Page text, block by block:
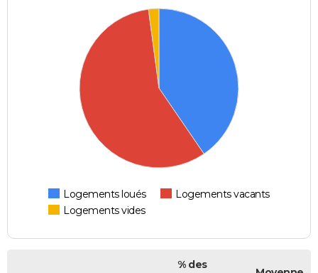
Logements loués
Logements vacants
Logements vides
% des